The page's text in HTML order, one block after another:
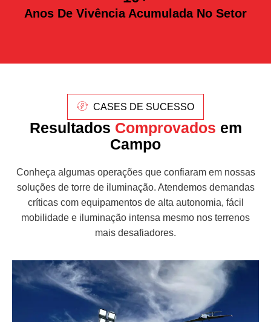
Anos De Vivência Acumulada No Setor
CASES DE SUCESSO
Resultados Comprovados em
Campo
Conheça algumas operações que confiaram em nossas
soluções de torre de iluminação. Atendemos demandas
críticas com equipamentos de alta autonomia, fácil
mobilidade e iluminação intensa mesmo nos terrenos
mais desafiadores.